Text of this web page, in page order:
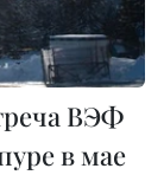
ВЭФ
в мае